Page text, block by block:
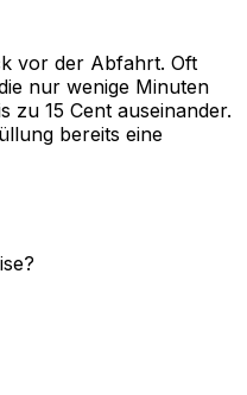
vor der Abfahrt. Oft
nur wenige Minuten
zu 15 Cent auseinander.
bereits eine